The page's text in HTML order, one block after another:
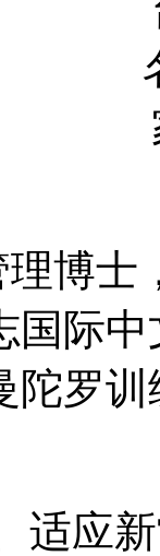
博士
国际
陀罗
适应